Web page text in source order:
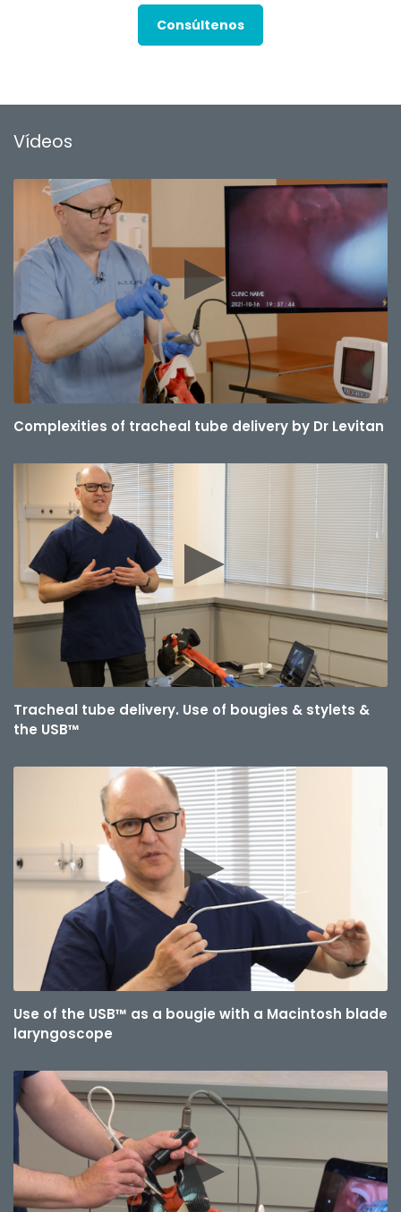
Consúltenos
Vídeos
Complexities of tracheal tube delivery by Dr Levitan
Tracheal tube delivery. Use of bougies & stylets &
the USB™
Use of the USB™ as a bougie with a Macintosh blade
laryngoscope